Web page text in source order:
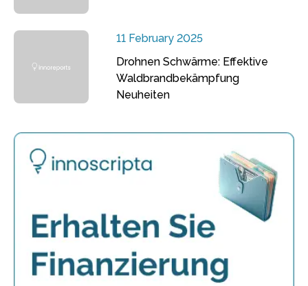
11 February 2025
Drohnen Schwärme: Effektive
Waldbrandbekämpfung
Neuheiten